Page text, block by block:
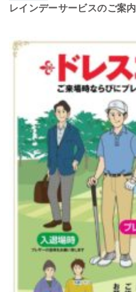
レインデーサービスのご案内